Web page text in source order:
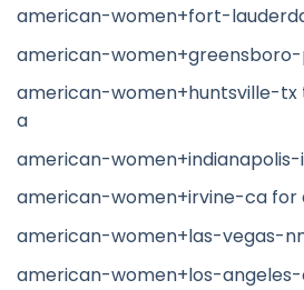
american-women+fort-
american-
american-women+huntsville-tx
a
american-women+indianapolis-
american-women+irvine-ca for
american-women+las-vegas-
american-women+los-